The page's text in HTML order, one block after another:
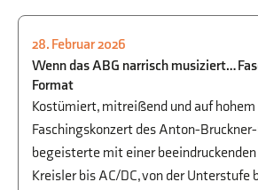
FEIERN,MUSIK
28. Februar 2026
Wenn das ABG narrisch musiziert…
Format
Kostümiert, mitreißend und auf hohem
Faschingskonzert des Anton-
begeisterte mit einer
Kreisler bis AC/DC, von der Unterstufe